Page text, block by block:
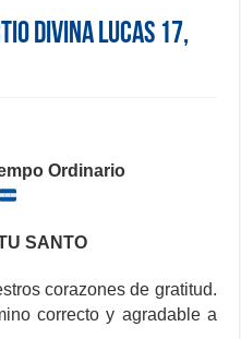
Divina Lucas 17,
Ordinario
SANTO
corazones de gratitud.
correcto y agradable a